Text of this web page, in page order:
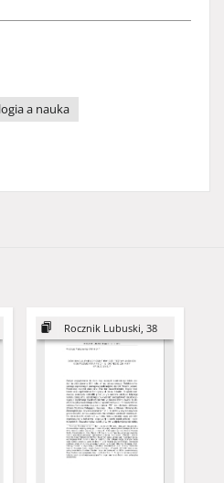
a nauka
Rocznik Lubuski, 38